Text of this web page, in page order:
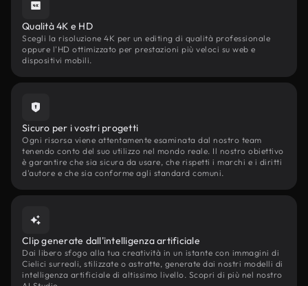
Qualità 4K e HD
Scegli la risoluzione 4K per un editing di qualità professionale
oppure l'HD ottimizzato per prestazioni più veloci su web e
dispositivi mobili.
Sicuro per i vostri progetti
Ogni risorsa viene attentamente esaminata dal nostro team
tenendo conto del suo utilizzo nel mondo reale. Il nostro obiettivo
è garantire che sia sicura da usare, che rispetti i marchi e i diritti
d'autore e che sia conforme agli standard comuni.
Clip generate dall'intelligenza artificiale
Dai libero sfogo alla tua creatività in un istante con immagini di
Cielici surreali, stilizzate o astratte, generate dai nostri modelli di
intelligenza artificiale di altissimo livello. Scopri di più nel nostro